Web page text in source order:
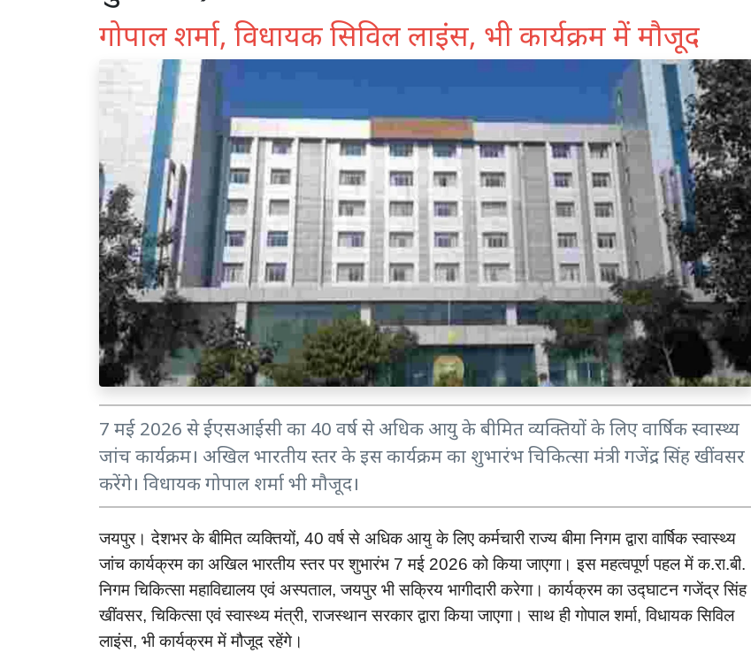
गोपाल शर्मा, विधायक सिविल लाइंस, भी कार्यक्रम में मौजूद
7 मई 2026 से ईएसआईसी का 40 वर्ष से अधिक आयु के बीमित व्यक्तियों के लिए वार्षिक स्वास्थ्य
जांच कार्यक्रम। अखिल भारतीय स्तर के इस कार्यक्रम का शुभारंभ चिकित्सा मंत्री गजेंद्र सिंह खींवसर
करेंगे। विधायक गोपाल शर्मा भी मौजूद।
जयपुर। देशभरकेबीमितव्यक्तियों, 40वर्षसेअधिकआयुकेलिएकर्मचारीराज्यबीमानिगमद्वारावार्षिकस्वास्थ्य
जांचकार्यक्रमकाअखिलभारतीयस्तरपरशुभारंभ 7मई 2026कोकियाजाएगा। इसमहत्वपूर्णपहलमेंक.रा.बी.
निगमचिकित्सामहाविद्यालयएवंअस्पताल,जयपुरभीसक्रियभागीदारीकरेगा। कार्यक्रमकाउद्घाटनगजेंद्रसिंह
खींवसर,चिकित्साएवंस्वास्थ्यमंत्री,राजस्थानसरकारद्वाराकियाजाएगा। साथहीगोपालशर्मा,विधायकसिविल
लाइंस, भीकार्यक्रममेंमौजूदरहेंगे।